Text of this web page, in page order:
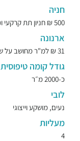
חניה
500 ₪ חניון תת קרקעי ומאובטח.
ארנונה
31 ₪ למ"ר מחושב על שטח נטו!
גודל קומה טיפוסית
כ-2000 מ״ר
לובי
נעים, מושקע וייצוגי
מעליות
4